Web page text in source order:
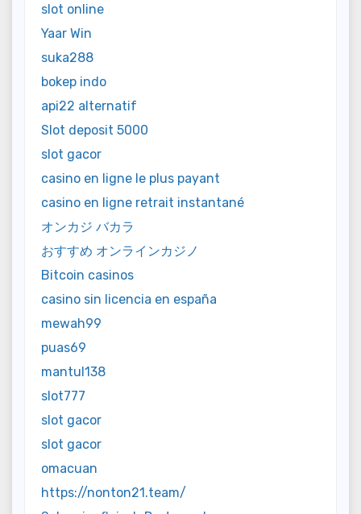
slot online
Yaar Win
suka288
bokep indo
api22 alternatif
Slot deposit 5000
slot gacor
casino en ligne le plus payant
casino en ligne retrait instantané
オンカジ バカラ
おすすめ オンラインカジノ
Bitcoin casinos
casino sin licencia en españa
mewah99
puas69
mantul138
slot777
slot gacor
slot gacor
omacuan
https://nonton21.team/